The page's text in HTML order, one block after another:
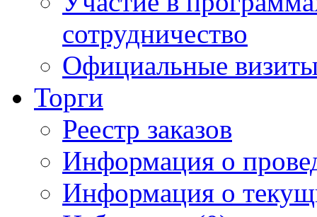
сотрудничество
Официальные
Торги
Реестр заказов
Информация о
Информация о